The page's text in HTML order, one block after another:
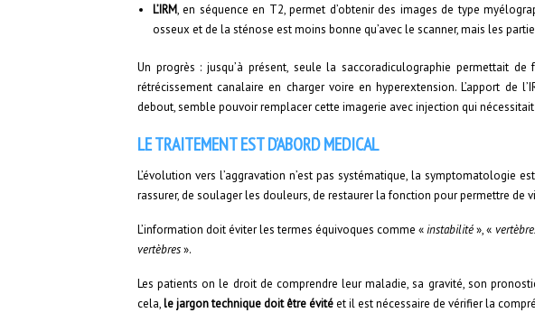
L’IRM, en séquence en T2, permet d’obtenir des images de type
osseux et de la sténose est moins bonne qu’avec le scanner, mais les
Un progrès : jusqu’à présent, seule la saccoradiculographie permettait
rétrécissement canalaire en charger voire en hyperextension. L’apport de
debout, semble pouvoir remplacer cette imagerie avec injection qui
LE TRAITEMENT EST D’ABORD MEDICAL
L’évolution vers l’aggravation n’est pas systématique, la symptomatologie
rassurer, de soulager les douleurs, de restaurer la fonction pour permettre de
L’information doit éviter les termes équivoques comme «instabilité», «
vertèbres».
Les patients on le droit de comprendre leur maladie, sa gravité, son
cela,le jargon technique doit être évitéet il est nécessaire de vérifier la